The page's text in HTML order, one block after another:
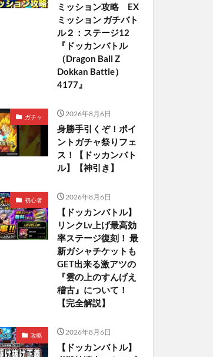
ミッション攻略 EX
ミッション ガチバト
ル２：ステージ12
『ドッカンバトル
（Dragon Ball Z
Dokkan Battle）
4177』
ガチャ 2026年8月6日
身勝手引くぞ！ポイ
ントガチャ祭りフェ
ス！【ドッカンバト
ル】【神引き】
初心者 2026年8月6日
【ドッカンバトル】
リンクLv上げ最高効
率ステージ復刻！ 最
新ガシャチケットも
GET出来る激アツの
『雲の上のすんげえ
稽古』について！
【完全解説】
攻略 2026年8月6日
【ドッカンバトル】